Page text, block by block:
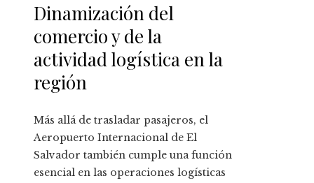
Dinamización del
comercio y de la
actividad logística en la
región
Más allá de trasladar pasajeros, el
Aeropuerto Internacional de El
Salvador también cumple una función
esencial en las operaciones logísticas